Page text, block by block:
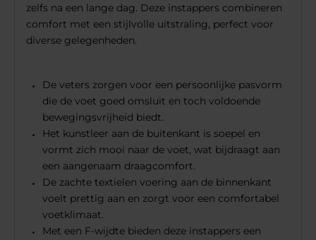
zelfs na een lange dag. Deze instappers combineren
comfort met een stijlvolle uitstraling, perfect voor
diverse gelegenheden.
De veters zorgen voor een persoonlijke pasvorm
die de voet goed omsluit en toch voldoende
bewegingsvrijheid biedt.
Het kunstleer aan de buitenkant is soepel en
vormt zich mooi naar de voet, wat bijdraagt aan
een aangenaam draagcomfort.
De zachte textielen voering aan de binnenkant
voelt prettig aan en zorgt voor een comfortabel
voetklimaat.
Met een F-wijdte bieden deze instappers een